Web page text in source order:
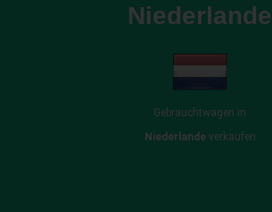
Niederlande
Gebrauchtwagen in
Niederlandeverkaufen